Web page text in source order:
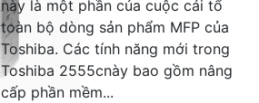
này là một phần của cuộc cải tổ
toàn bộ dòng sản phẩm MFP của
Toshiba. Các tính năng mới trong
Toshiba 2555cnày bao gồm nâng
cấp phần mềm...